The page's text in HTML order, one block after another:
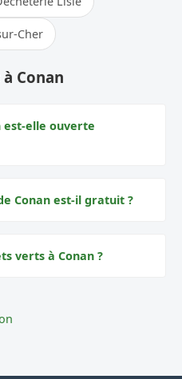
Cher
Conan
est-elle ouverte
Conan est-il gratuit ?
verts à Conan ?